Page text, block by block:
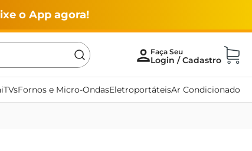
o App agora!
TVsFornos e Micro-OndasEletroportáteisAr Condicionado